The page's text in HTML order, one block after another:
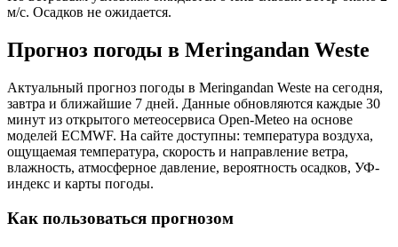
м/с. Осадков не ожидается.
Прогноз погоды в Meringandan Westе
Актуальный прогноз погоды в Meringandan Westе на сегодня,
завтра и ближайшие 7 дней. Данные обновляются каждые 30
минут из открытого метеосервиса Open-Meteo на основе
моделей ECMWF. На сайте доступны: температура воздуха,
ощущаемая температура, скорость и направление ветра,
влажность, атмосферное давление, вероятность осадков, УФ-
индекс и карты погоды.
Как пользоваться прогнозом